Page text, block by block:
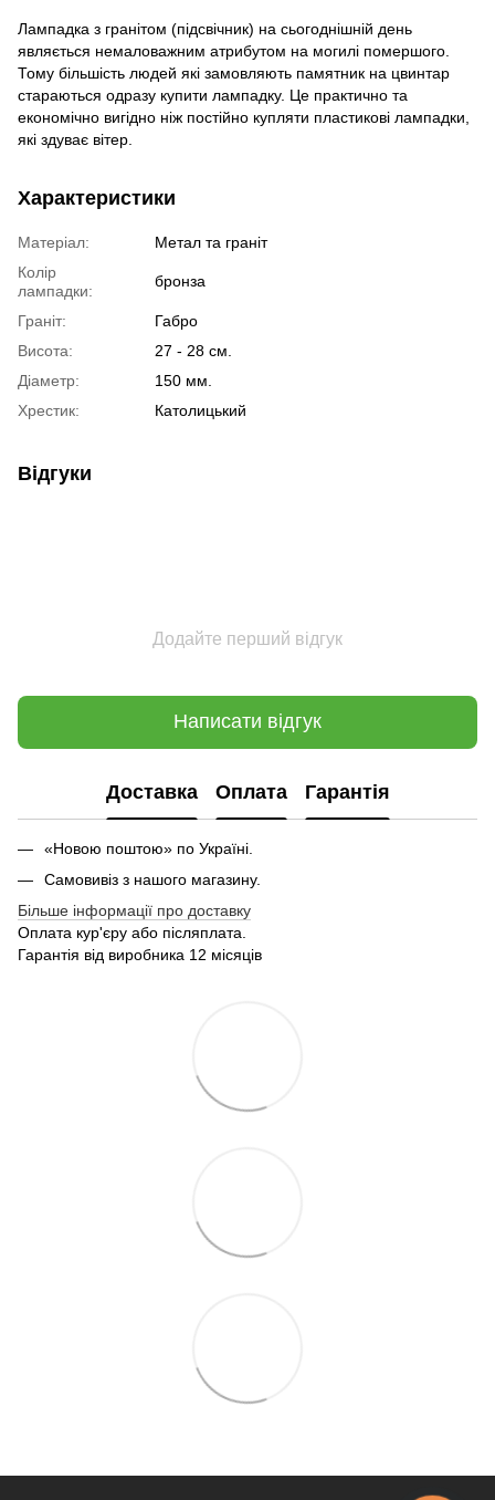
Лампадка з гранітом (підсвічник) на сьогоднішній день
являється немаловажним атрибутом на могилі помершого.
Тому більшість людей які замовляють памятник на цвинтар
стараються одразу купити лампадку. Це практично та
економічно вигідно ніж постійно купляти пластикові лампадки,
які здуває вітер.
Характеристики
Матеріал:
Метал та граніт
Колір
лампадки:
бронза
Граніт:
Габро
Висота:
27 - 28 см.
Діаметр:
150 мм.
Хрестик:
Католицький
Відгуки
Додайте перший відгук
Написати відгук
Доставка Оплата Гарантія
«Новою поштою» по Україні.
Самовивіз з нашого магазину.
Більше інформації про доставку
Оплата кур'єру або післяплата.
Гарантія від виробника 12 місяців